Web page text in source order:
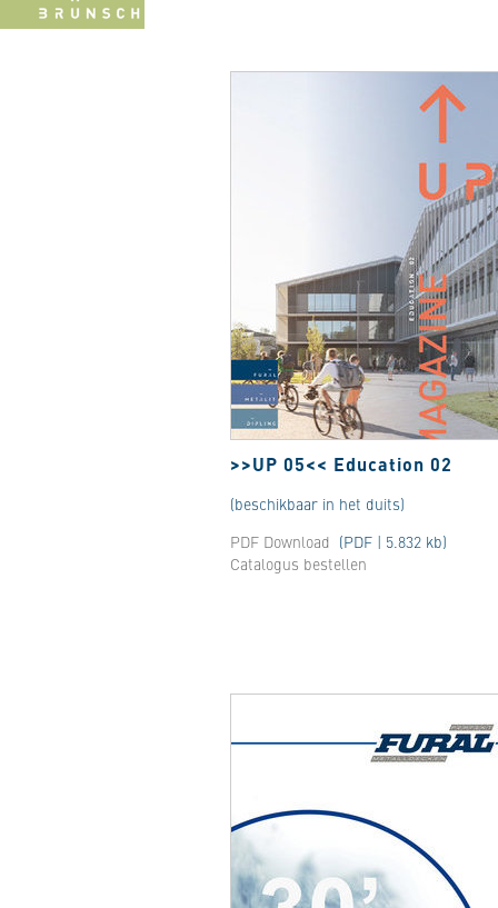
>>UP 05<< Education 02
(beschikbaar in het duits)
PDF Download (PDF | 5.832 kb)
Catalogus bestellen